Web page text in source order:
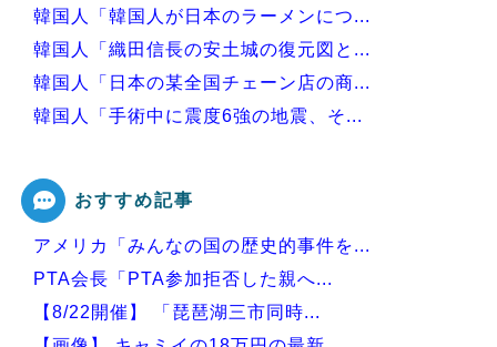
韓国人「韓国人が日本のラーメンにつ...
韓国人「織田信長の安土城の復元図と...
韓国人「日本の某全国チェーン店の商...
韓国人「手術中に震度6強の地震、そ...
Powered by livedoor 相互RSS
おすすめ記事
アメリカ「みんなの国の歴史的事件を...
PTA会長「PTA参加拒否した親へ...
【8/22開催】 「琵琶湖三市同時...